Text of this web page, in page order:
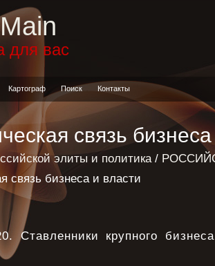
для вас
Картограф Поиск Контакты
связь
элиты и политика/
связь бизнеса и власти
Ставленники крупного